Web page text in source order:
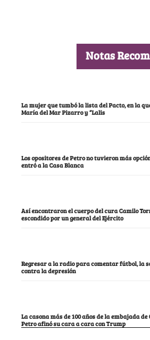
Notas
La mujer que tumbó la lista del Pacto, en la
María del Mar Pizarro y “Lalis
Los opositores de Petro no tuvieron más
entró a la Casa Blanca
Así encontraron el cuerpo del cura Camilo
escondido por un general del Ejército
Regresar a la radio para comentar fútbol, la
contra la depresión
La casona más de 100 años de la embajada
Petro afinó su cara a cara con Trump